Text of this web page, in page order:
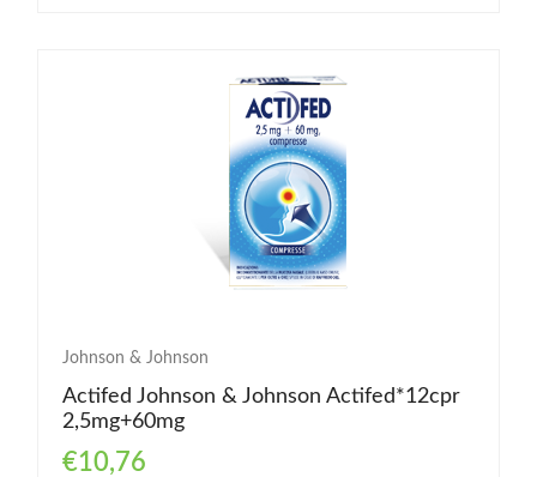
Johnson & Johnson
Actifed Johnson & Johnson Actifed*12cpr
2,5mg+60mg
€10,76